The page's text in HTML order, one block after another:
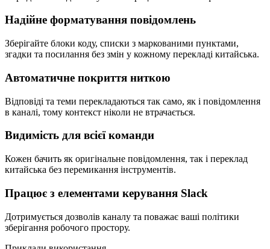
Надійне форматування повідомлень
Зберігайте блоки коду, списки з маркованими пунктами,
згадки та посилання без змін у кожному перекладі китайська.
Автоматичне покриття ниткою
Відповіді та теми перекладаються так само, як і повідомлення
в каналі, тому контекст ніколи не втрачається.
Видимість для всієї команди
Кожен бачить як оригінальне повідомлення, так і переклад
китайська без перемикання інструментів.
Працює з елементами керування Slack
Дотримується дозволів каналу та поважає ваші політики
зберігання робочого простору.